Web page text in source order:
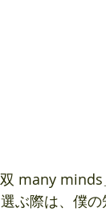
ぶ際は、僕